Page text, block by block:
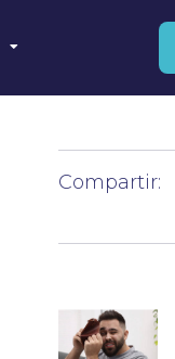
Compartir: